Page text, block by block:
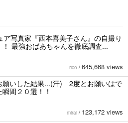
ア写真家『西本喜美子さん』の自撮り
最強おばあちゃんを徹底調査...
rico / 645,668 views
願いした結果...(汗) 2度とお願いはで
間２０選！！
mirai / 123,172 views